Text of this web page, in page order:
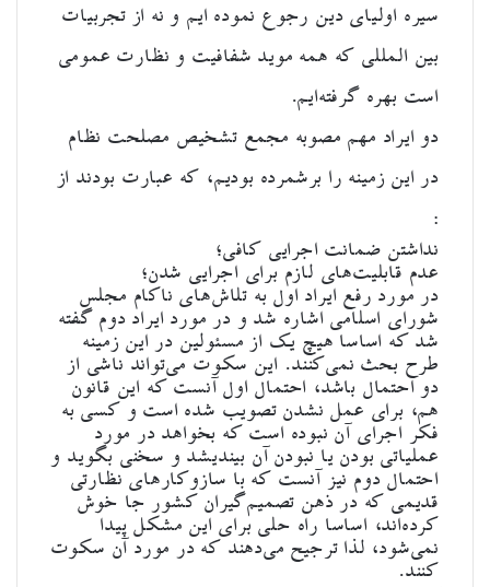
سیره اولیای دین رجوع نموده ایم و نه از تجربیات
بین المللی که همه موید شفافیت و نظارت عمومی
است بهره گرفته‌ایم.
دو ایراد مهم مصوبه مجمع تشخیص مصلحت نظام
در این زمینه را برشمرده بودیم، که عبارت بودند از
:
نداشتن ضمانت اجرایی کافی؛
عدم قابلیت‌های لازم برای اجرایی شدن؛
در مورد رفع ایراد اول به تلاش‌های ناکام مجلس
شورای اسلامی اشاره شد و در مورد ایراد دوم گفته
شد که اساسا هیچ یک از مسئولین در این زمینه
طرح بحث نمی‌کنند. این سکوت می‌تواند ناشی از
دو احتمال باشد، ‌احتمال اول آنست که این قانون
هم، برای عمل نشدن تصویب شده است و کسی به
فکر اجرای آن نبوده است که بخواهد در مورد
عملیاتی بودن یا نبودن آن بیندیشد و سخنی بگوید و
احتمال دوم نیز آنست که با سازوکارهای نظارتی
قدیمی که در ذهن تصمیم‌گیران کشور جا خوش
کرده‌اند، اساسا راه حلی برای این مشکل پیدا
نمی‌شود، لذا ترجیح می‌دهند که در مورد آن سکوت
کنند.